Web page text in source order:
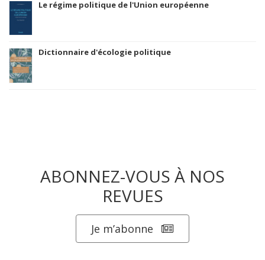
Le régime politique de l'Union européenne
Dictionnaire d'écologie politique
ABONNEZ-VOUS À NOS
REVUES
Je m’abonne